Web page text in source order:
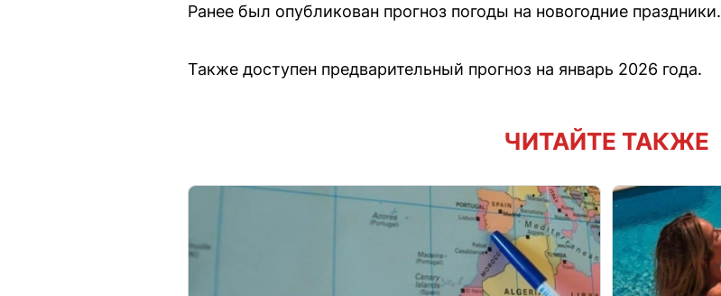
Ранее был опубликован прогноз погоды на новогодние праздники.
Также доступен предварительный прогноз на январь 2026 года.
ЧИТАЙТЕ ТАКЖЕ